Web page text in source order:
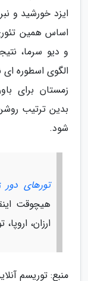
ایزد خورشید و
اساس همین
و دیو سرما،
الگوی اسطوره
زمستان برای
بدین ترتیب
شود.
تورهای دور
هیچوقت
ارزان،
منبع: توریسم